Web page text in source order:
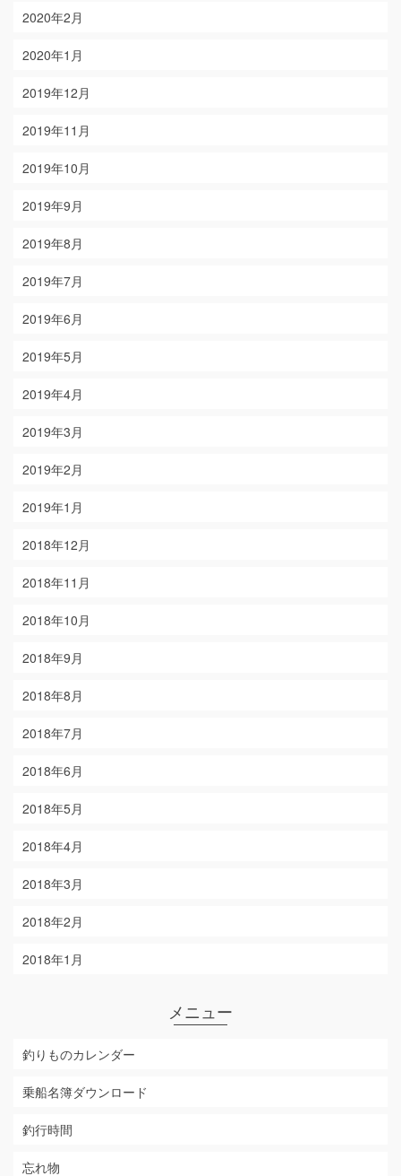
2020年2月
2020年1月
2019年12月
2019年11月
2019年10月
2019年9月
2019年8月
2019年7月
2019年6月
2019年5月
2019年4月
2019年3月
2019年2月
2019年1月
2018年12月
2018年11月
2018年10月
2018年9月
2018年8月
2018年7月
2018年6月
2018年5月
2018年4月
2018年3月
2018年2月
2018年1月
メニュー
釣りものカレンダー
乗船名簿ダウンロード
釣行時間
忘れ物